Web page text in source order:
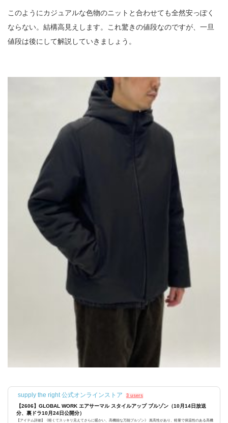
このようにカジュアルな色物のニットと合わせても全然安っぽく
ならない。結構高見えします。これ驚きの値段なのですが、一旦
値段は後にして解説していきましょう。
supply the right 公式オンラインストア 3 users
【2606】GLOBAL WORK エアサーマル スタイルアップ ブルゾン（10月14日放送
分、裏ドラ10月24日公開分）
【アイテム詳細】《軽くてスッキリ見えてさらに暖かい、高機能な万能ブルゾン》 嵩高性があり、軽量で保温性のある高機